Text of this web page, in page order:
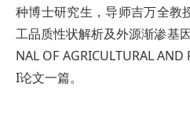
种博士研究生，导师吉万全教
工品质性状解析及外源渐渗基
NAL OF AGRICULTURAL
I论文一篇。